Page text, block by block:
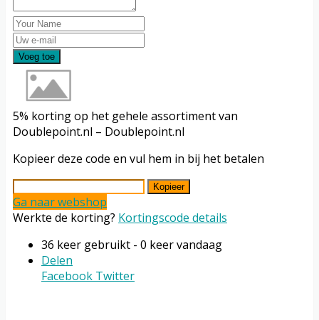
Voeg toe
5% korting op het gehele assortiment van
Doublepoint.nl – Doublepoint.nl
Kopieer deze code en vul hem in bij het betalen
Kopieer
Ga naar webshop
Werkte de korting? Kortingscode details
36 keer gebruikt - 0 keer vandaag
Delen
Facebook Twitter